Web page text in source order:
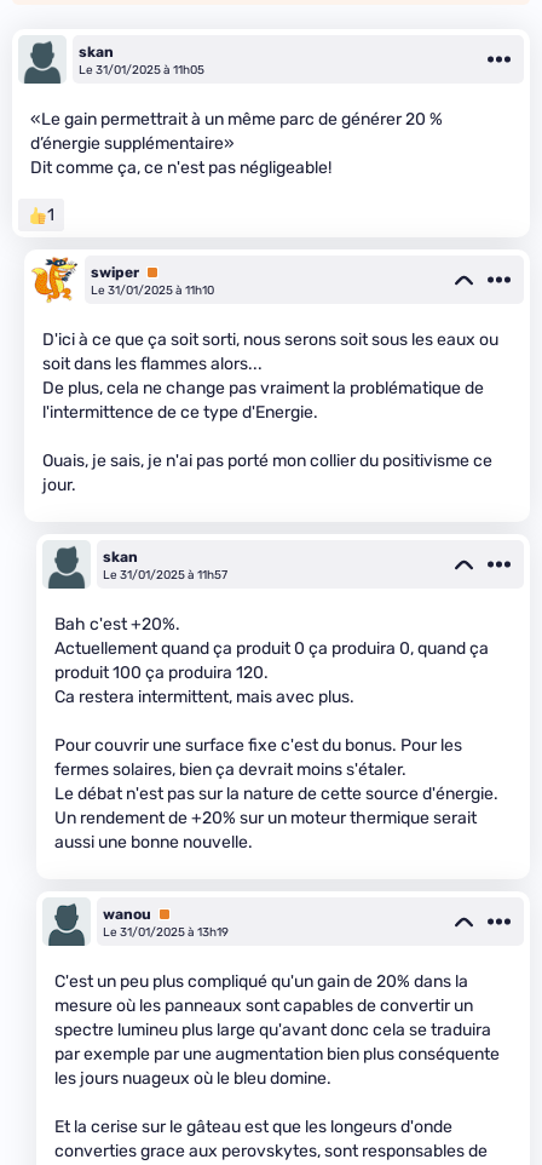
skan
Le 31/01/2025 à 11h05
«Le gain permettrait à un même parc de générer 20 %
d’énergie supplémentaire»
Dit comme ça, ce n'est pas négligeable!
1
swiper Premium
Le 31/01/2025 à 11h10
D'ici à ce que ça soit sorti, nous serons soit sous les eaux ou
soit dans les flammes alors...
De plus, cela ne change pas vraiment la problématique de
l'intermittence de ce type d'Energie.
Ouais, je sais, je n'ai pas porté mon collier du positivisme ce
jour.
skan
Le 31/01/2025 à 11h57
Bah c'est +20%.
Actuellement quand ça produit 0 ça produira 0, quand ça
produit 100 ça produira 120.
Ca restera intermittent, mais avec plus.
Pour couvrir une surface fixe c'est du bonus. Pour les
fermes solaires, bien ça devrait moins s'étaler.
Le débat n'est pas sur la nature de cette source d'énergie.
Un rendement de +20% sur un moteur thermique serait
aussi une bonne nouvelle.
wanou
Premium
Le 31/01/2025 à 13h19
C'est un peu plus compliqué qu'un gain de 20% dans la
mesure où les panneaux sont capables de convertir un
spectre lumineu plus large qu'avant donc cela se traduira
par exemple par une augmentation bien plus conséquente
les jours nuageux où le bleu domine.
Et la cerise sur le gâteau est que les longeurs d'onde
converties grace aux perovskytes, sont responsables de